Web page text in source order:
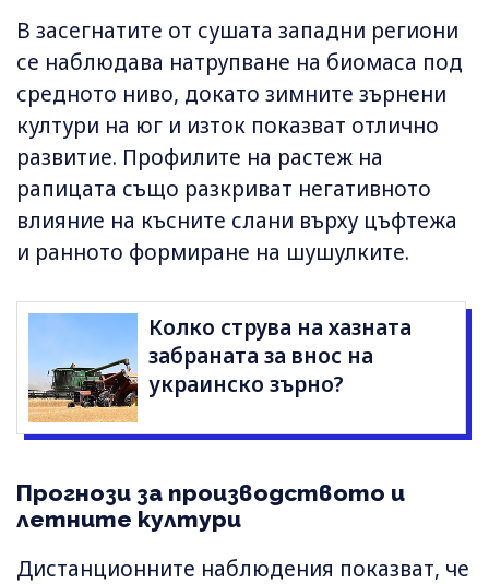
В засегнатите от сушата западни региони
се наблюдава натрупване на биомаса под
средното ниво, докато зимните зърнени
култури на юг и изток показват отлично
развитие. Профилите на растеж на
рапицата също разкриват негативното
влияние на късните слани върху цъфтежа
и ранното формиране на шушулките.
Колко струва на хазната
забраната за внос на
украинско зърно?
Прогнози за производството и
летните култури
Дистанционните наблюдения показват, че